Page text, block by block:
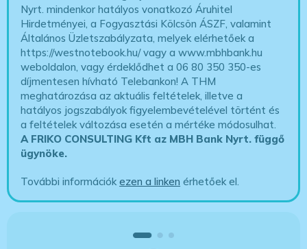
Nyrt. mindenkor hatályos vonatkozó Áruhitel
Hirdetményei, a Fogyasztási Kölcsön ÁSZF, valamint
Általános Üzletszabályzata, melyek elérhetőek a
https://westnotebook.hu/vagy a www.mbhbank.hu
weboldalon, vagy érdeklődhet a 06 80 350 350-es
díjmentesen hívható Telebankon! A THM
meghatározása az aktuális feltételek, illetve a
hatályos jogszabályok figyelembevételével történt és
a feltételek változása esetén a mértéke módosulhat.
A FRIKO CONSULTING Kft az MBH Bank Nyrt. függő
ügynöke.
További információkezen a linken érhetőek el.